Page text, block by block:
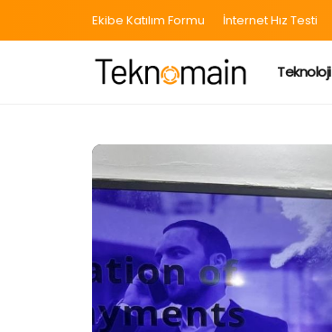
Ekibe Katılım Formu İnternet Hız Testi
Teknoloji